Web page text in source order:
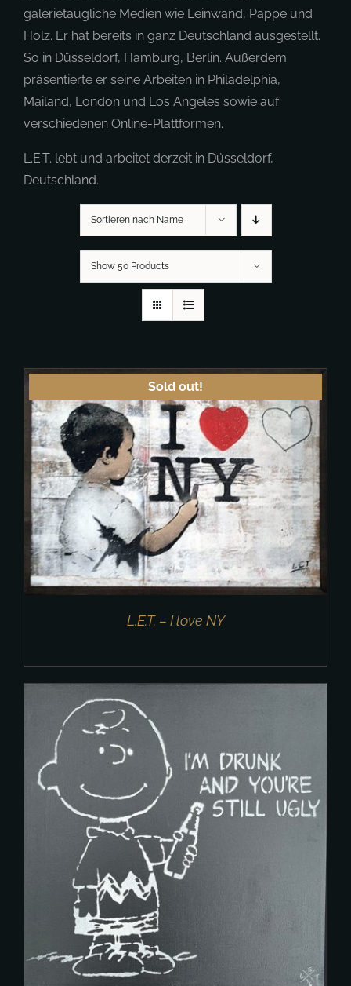
galerietaugliche Medien wie Leinwand, Pappe und
Holz. Er hat bereits in ganz Deutschland ausgestellt.
So in Düsseldorf, Hamburg, Berlin. Außerdem
präsentierte er seine Arbeiten in Philadelphia,
Mailand, London und Los Angeles sowie auf
verschiedenen Online-Plattformen.
L.E.T. lebt und arbeitet derzeit in Düsseldorf,
Deutschland.
Sortieren nach Name
Show 50 Products
Sold out!
L.E.T. – I love NY